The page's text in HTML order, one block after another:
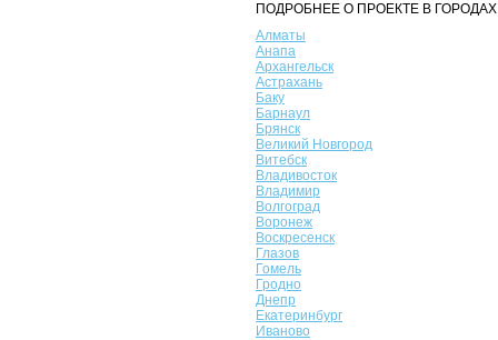
ПОДРОБНЕЕ О ПРОЕКТЕ В
Алматы
Анапа
Архангельск
Астрахань
Баку
Барнаул
Брянск
Великий Новгород
Витебск
Владивосток
Владимир
Волгоград
Воронеж
Воскресенск
Глазов
Гомель
Гродно
Днепр
Екатеринбург
Иваново